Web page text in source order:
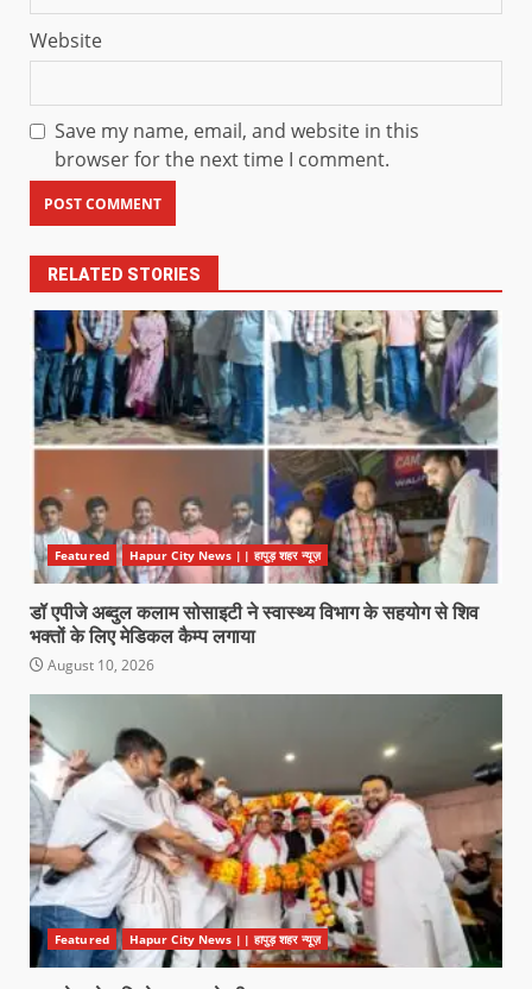
Website
Save my name, email, and website in this
browser for the next time I comment.
RELATED STORIES
Featured Hapur City News || हापुड़ शहर न्यूज़
डॉ एपीजे अब्दुल कलाम सोसाइटी ने स्वास्थ्य विभाग के सहयोग से शिव
भक्तों के लिए मेडिकल कैम्प लगाया
August 10, 2026
Featured Hapur City News || हापुड़ शहर न्यूज़